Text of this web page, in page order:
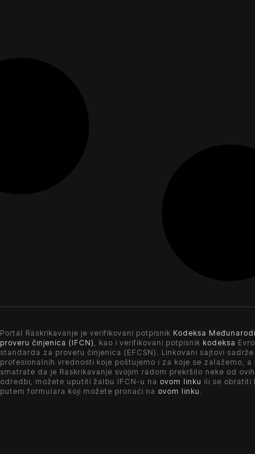
Portal Raskrikavanje je verifikovani potpisnik Kodeksa
proveru činjenica (IFCN) , kao i verifikovani potpisnik kodeksa
standarda za proveru činjenica (EFCSN). Linkovani sajtovi sadrže
profesionalnih vrednosti koje poštujemo i za koje se zalažemo, a
smatrate da je Raskrikavanje svojim radom prekršilo neke od
odredbi, možete uputiti žalbu IFCN-u na ovom linku ili se obratiti
putem formulara koji možete pronaći na ovom linku .